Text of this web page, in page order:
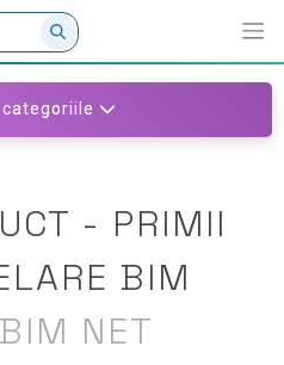
- PRIMII
BIM
NET